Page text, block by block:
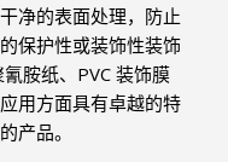
净的表面处理，防止
保护性或装饰性装饰
胺纸、PVC 装饰膜
用方面具有卓越的特
产品。